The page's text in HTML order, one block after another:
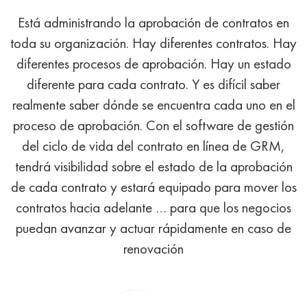
Está administrando la aprobación de contratos en
toda su organización. Hay diferentes contratos. Hay
diferentes procesos de aprobación. Hay un estado
diferente para cada contrato. Y es difícil saber
realmente saber dónde se encuentra cada uno en el
proceso de aprobación. Con el software de gestión
del ciclo de vida del contrato en línea de GRM,
tendrá visibilidad sobre el estado de la aprobación
de cada contrato y estará equipado para mover los
contratos hacia adelante … para que los negocios
puedan avanzar y actuar rápidamente en caso de
renovación